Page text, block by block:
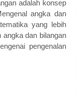
adalah konsep
angka dan
yang lebih
dan bilangan
pengenalan